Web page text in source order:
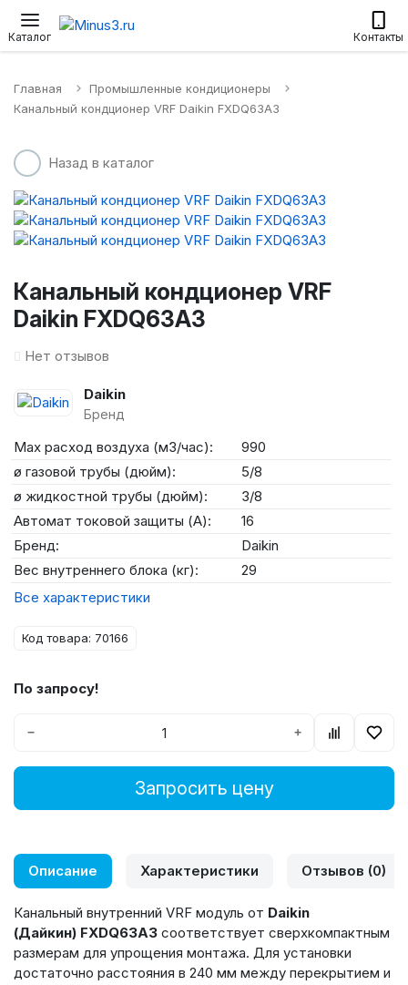
Каталог Контакты
Настенные сплит-системы
Главная
Промышленные кондиционеры
Канальный кондционер VRF Daikin FXDQ63A3
Назад в каталог
Канальный кондционер VRF
Daikin FXDQ63A3
Нет отзывов
Daikin
Бренд
Max расход воздуха (м3/час):
990
ø газовой трубы (дюйм):
5/8
ø жидкостной трубы (дюйм):
3/8
Автомат токовой защиты (А):
16
Бренд:
Daikin
Вес внутреннего блока (кг):
29
Все характеристики
Код товара: 70166
По запросу!
− +
Запросить цену
Описание Характеристики Отзывов (0)
Канальный внутренний VRF модуль от Daikin
(Дайкин) FXDQ63A3 соответствует сверхкомпактным
размерам для упрощения монтажа. Для установки
достаточно расстояния в 240 мм между перекрытием и